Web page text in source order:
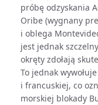
próbę odzyskania
Oribe (wygnany
i oblega
jest jednak
okręty zdołają
To jednak
i francuskiej, co
morskiej blokady